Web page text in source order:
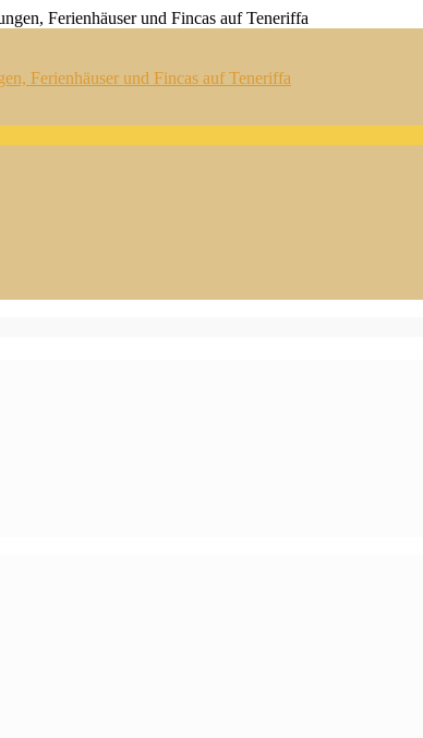
Ferienhäuser und Fincas auf Teneriffa